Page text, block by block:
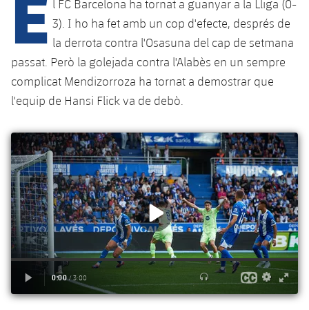
plusicon
més
Instal·lacions
Palau Blaugrana
Estadi Johan Cruyff
Barça Cafe
Ciutat Esportiva
plusicon
més
Serveis
plusicon
més
SUB13
SUB12
SUB11 A
SUB11 B
SUB10 A
SUB10 B
SUB9 A
SUB9 B
SUB8 A
SUB13 B
SUB12 C
SUB11 C
Entrades
Gameday Shows
Resultats
Classificacions
Jugadors
Fotos
Palmarès
Base
Barça Atlètic
Junior
Cadet A
Cadet B
Infantil A
Infantil B
Mini
Campus Estiu
PLUSICON
MÉS
Primer Equip
plusicon
més
Calendari
Entrades
Resultats
Classificació
Jugadors
Actualitat
Calendari
Resultats
Classificació
Jugadors
Base
plusicon
més
Actualitat
Juvenil
Cadet A
Cadet B
PLUSICON
MÉS
Primer equip
plusicon
més
Actualitat
Calendari
Barça Atlètic
plusicon
més
l FC Barcelona ha tornat a guanyar a la Lliga (0-
3). I ho ha fet amb un cop d'efecte, després de
la derrota contra l'Osasuna del cap de setmana
passat. Però la golejada contra l'Alabès en un sempre
complicat Mendizorroza ha tornat a demostrar que
l'equip de Hansi Flick va de debò.